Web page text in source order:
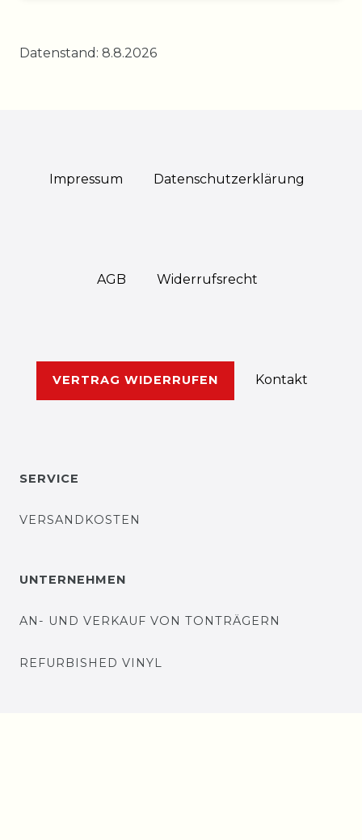
Datenstand: 8.8.2026
Impressum Daten­schutz­erklärung
AGB Widerrufs­recht
VERTRAG WIDERRUFEN Kontakt
SERVICE
VERSANDKOSTEN
UNTERNEHMEN
AN- UND VERKAUF VON TONTRÄGERN
REFURBISHED VINYL